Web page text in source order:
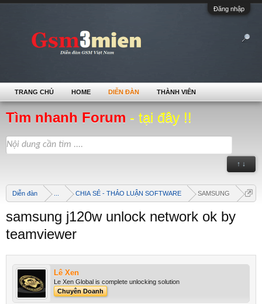
Đăng nhập
Tìm nhanh Forum - tại đây !!
↑ ↓
Diễn đàn CHIA SẺ - THẢO LUẬN SOFTWARE SAMSUNG
samsung j120w unlock network ok by
teamviewer
Lê Xen
Le Xen Global is complete unlocking solution
Chuyên Doanh
TRANG CHỦ HOME DIỄN ĐÀN THÀNH VIÊN